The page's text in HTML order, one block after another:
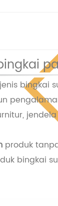
bingkai
produk
bingkai